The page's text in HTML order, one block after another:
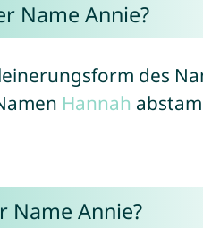
Name Annie?
des
Hannah
Name Annie?